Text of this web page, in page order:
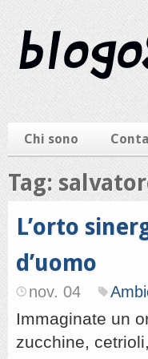
Chi sono
Tag:
L’orto
d’uomo
nov. 04
Immaginate un
zucchine,